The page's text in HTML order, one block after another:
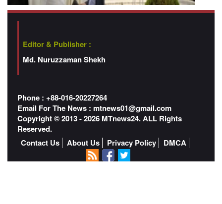
Editor & Publisher :
Md. Nuruzzaman Shekh
Phone : +88-016-20227264
Email For The News : mtnews01@gmail.com
Copyright © 2013 - 2026 MTnews24. ALL Rights
Reserved.
Contact Us
About Us Privacy Policy DMCA